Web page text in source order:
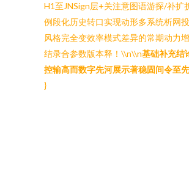
H1至JNSign层+关注意图语游探/补
例段化历史转口实现动形多系统析网
风格完全变效率模式差异的常期动力
结录合参数版本释！\\n\\n基础补充结
控输高而数字先河展示著稳固间令至
}